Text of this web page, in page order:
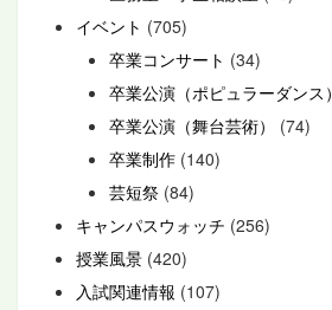
イベント (705)
卒業コンサート (34)
卒業公演（ポピュラーダンス）
卒業公演（舞台芸術）
(74)
卒業制作 (140)
芸短祭 (84)
キャンパスウォッチ (256)
授業風景 (420)
入試関連情報 (107)